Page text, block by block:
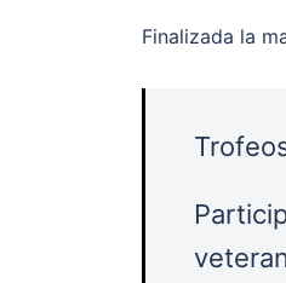
Finalizada la